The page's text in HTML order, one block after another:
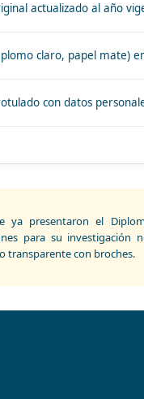
actualizado al año
claro, papel mate)
con datos
ya presentaron el
para su investigación
transparente con broches.